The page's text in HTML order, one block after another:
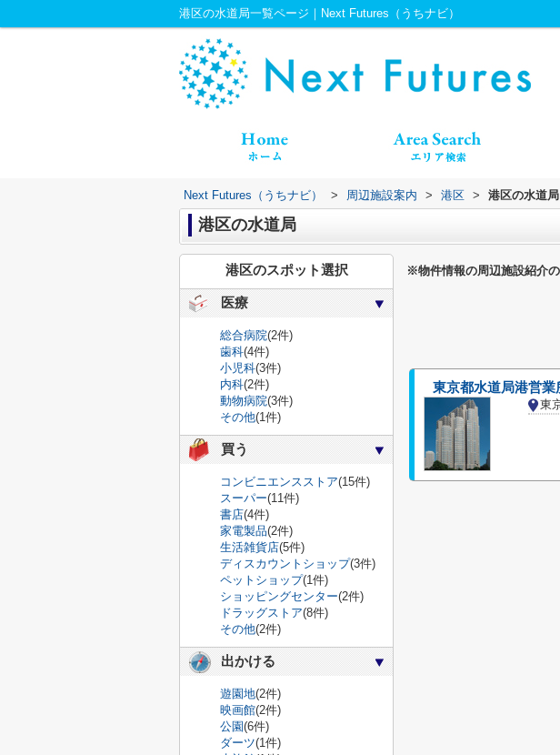
港区の水道局一覧ページ｜Next Futures（うちナビ）
Next Futures（うちナビ） > 周辺施設案内 > 港区 > 港区の水道局
港区の水道局
※物件情報の周辺施設紹介
東京都水道局港営業
東
港区のスポット選択
医療
総合病院(2件)
歯科(4件)
小児科(3件)
内科(2件)
動物病院(3件)
その他(1件)
買う
コンビニエンスストア(15件)
スーパー(11件)
書店(4件)
家電製品(2件)
生活雑貨店(5件)
ディスカウントショップ(3件)
ペットショップ(1件)
ショッピングセンター(2件)
ドラッグストア(8件)
その他(2件)
出かける
遊園地(2件)
映画館(2件)
公園(6件)
ダーツ(1件)